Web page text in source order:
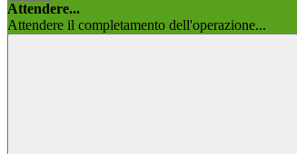
Attendere...
Attendere il completamento dell'operazione...